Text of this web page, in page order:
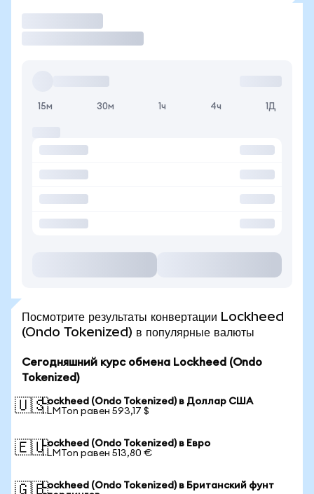
15м 30м 1ч 4ч 1Д
Посмотрите результаты конвертации Lockheed
(Ondo Tokenized) в популярные валюты
Сегодняшний курс обмена Lockheed (Ondo
Tokenized)
🇺🇸Lockheed (Ondo Tokenized) в Доллар США
1 LMTon равен 593,17 $
🇪🇺Lockheed (Ondo Tokenized) в Евро
1 LMTon равен 513,80 €
🇬🇧Lockheed (Ondo Tokenized) в Британский фунт